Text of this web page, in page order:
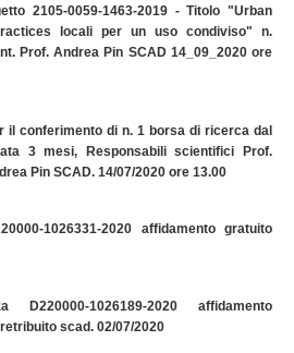
2105-0059-1463-2019 - Titolo "Urban
locali per un uso condiviso" n.
Prof. Andrea Pin SCAD 14_09_2020 ore
il conferimento di n. 1 borsa di ricerca dal
3 mesi, Responsabili scientifici Prof.
Pin SCAD. 14/07/2020 ore 13.00
1026331-2020 affidamento gratuito
D220000-1026189-2020 affidamento
scad. 02/07/2020